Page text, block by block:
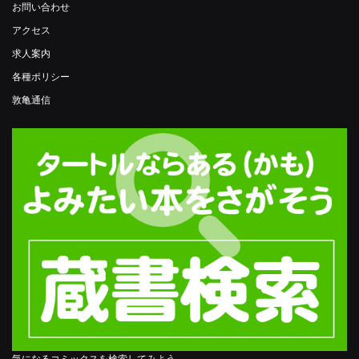
お問い合わせ
アクセス
求人案内
各種ポリシー
敦亀通信